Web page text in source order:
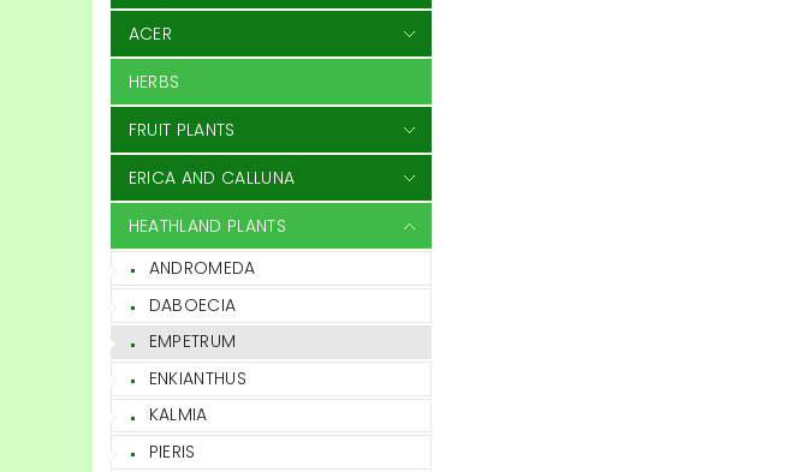
ACER
HERBS
FRUIT PLANTS
ERICA AND CALLUNA
HEATHLAND PLANTS
ANDROMEDA
DABOECIA
EMPETRUM
ENKIANTHUS
KALMIA
PIERIS